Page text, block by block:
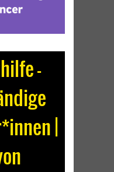
–
|